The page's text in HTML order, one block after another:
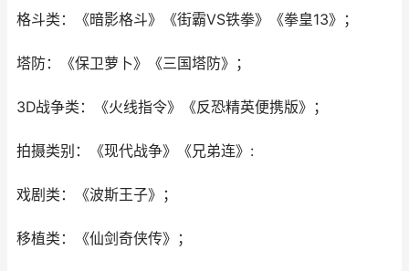
格斗类：《暗影格斗》《街霸VS铁拳》《拳皇13》；
塔防：《保卫萝卜》《三国塔防》；
3D战争类：《火线指令》《反恐精英便携版》；
拍摄类别：《现代战争》《兄弟连》:
戏剧类：《波斯王子》；
移植类：《仙剑奇侠传》；